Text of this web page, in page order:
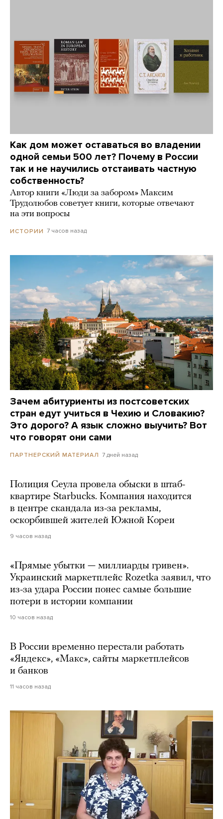
Как дом может оставаться во владении
одной семьи 500 лет? Почему в России
так и не научились отстаивать частную
собственность?
Автор книги «Люди за забором» Максим
Трудолюбов советует книги, которые отвечают
на эти вопросы
ИСТОРИИ 7 часов назад
Зачем абитуриенты из постсоветских
стран едут учиться в Чехию и Словакию?
Это дорого? А язык сложно выучить? Вот
что говорят они сами
ПАРТНЕРСКИЙ МАТЕРИАЛ 7 дней назад
Полиция Сеула провела обыски в штаб-
квартире Starbucks. Компания находится
в центре скандала из-за рекламы,
оскорбившей жителей Южной Кореи
9 часов назад
«Прямые убытки — миллиарды гривен».
Украинский маркетплейс Rozetka заявил, что
из-за удара России понес самые большие
потери в истории компании
10 часов назад
В России временно перестали работать
«Яндекс», «Макс», сайты маркетплейсов
и банков
11 часов назад